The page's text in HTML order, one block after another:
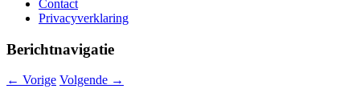
Contact
Privacyverklaring
Berichtnavigatie
← Vorige Volgende →